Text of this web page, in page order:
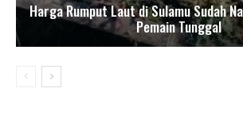
Harga Rumput Laut di Sulamu Sudah
Pemain Tunggal